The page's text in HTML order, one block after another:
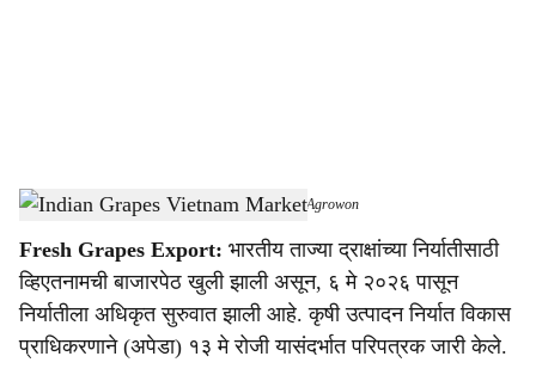
a
r
e
Vietnam Opens Market for Indian Fresh Grapes-Agrowon
Fresh Grapes Export: भारतीय ताज्या द्राक्षांच्या निर्यातीसाठी
व्हिएतनामची बाजारपेठ खुली झाली असून, ६ मे २०२६ पासून
निर्यातीला अधिकृत सुरुवात झाली आहे. कृषी उत्पादन निर्यात विकास
प्राधिकरणाने (अपेडा) १३ मे रोजी यासंदर्भात परिपत्रक जारी केले.